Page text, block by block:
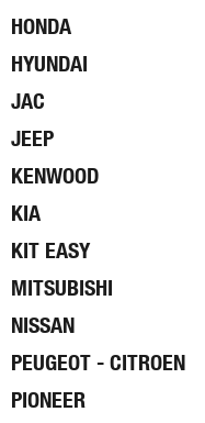
HONDA
HYUNDAI
JAC
JEEP
KENWOOD
KIA
KIT EASY
MITSUBISHI
NISSAN
PEUGEOT - CITROEN
PIONEER